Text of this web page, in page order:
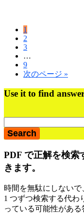
ペ
ー
ジ
1
ペ
ー
ジ
2
ペ
ー
ジ
3
pages
omitted
…
ペ
ー
9
移
次のページ »
最
の
サ
イ
ド
バ
ー
Use it to find
PDF で正解を検索
きます。
時間を無駄にしない
1 つずつ検索する代わ
っている可能性がある